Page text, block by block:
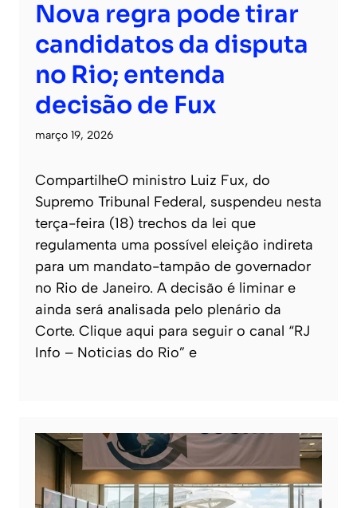
Nova regra pode tirar
candidatos da disputa
no Rio; entenda
decisão de Fux
março 19, 2026
CompartilheO ministro Luiz Fux, do
Supremo Tribunal Federal, suspendeu nesta
terça-feira (18) trechos da lei que
regulamenta uma possível eleição indireta
para um mandato-tampão de governador
no Rio de Janeiro. A decisão é liminar e
ainda será analisada pelo plenário da
Corte. Clique aqui para seguir o canal “RJ
Info – Noticias do Rio” e